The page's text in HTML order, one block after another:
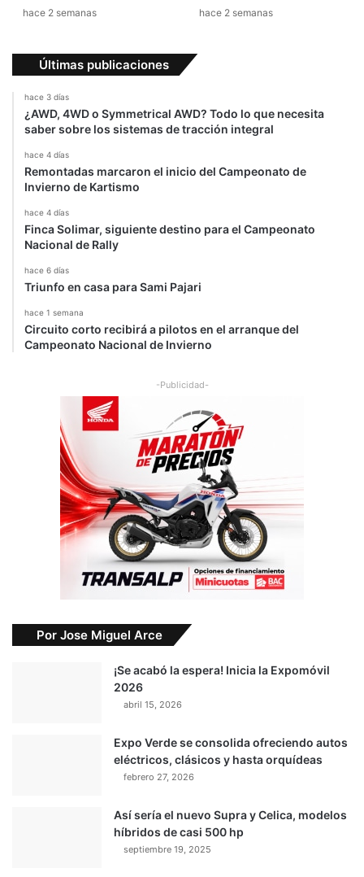
hace 2 semanas hace 2 semanas
Últimas publicaciones
hace 3 días
¿AWD, 4WD o Symmetrical AWD? Todo lo que necesita
saber sobre los sistemas de tracción integral
hace 4 días
Remontadas marcaron el inicio del Campeonato de
Invierno de Kartismo
hace 4 días
Finca Solimar, siguiente destino para el Campeonato
Nacional de Rally
hace 6 días
Triunfo en casa para Sami Pajari
hace 1 semana
Circuito corto recibirá a pilotos en el arranque del
Campeonato Nacional de Invierno
-Publicidad-
Por Jose Miguel Arce
¡Se acabó la espera! Inicia la Expomóvil
2026
abril 15, 2026
Expo Verde se consolida ofreciendo autos
eléctricos, clásicos y hasta orquídeas
febrero 27, 2026
Así sería el nuevo Supra y Celica, modelos
híbridos de casi 500 hp
septiembre 19, 2025